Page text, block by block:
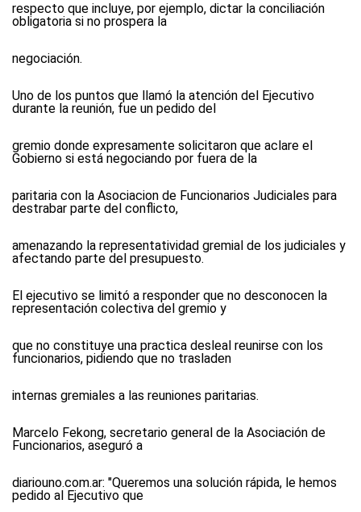
respecto que incluye, por ejemplo, dictar la conciliación
obligatoria si no prospera la
negociación.
Uno de los puntos que llamó la atención del Ejecutivo
durante la reunión, fue un pedido del
gremio donde expresamente solicitaron que aclare el
Gobierno si está negociando por fuera de la
paritaria con la Asociacion de Funcionarios Judiciales para
destrabar parte del conflicto,
amenazando la representatividad gremial de los judiciales y
afectando parte del presupuesto.
El ejecutivo se limitó a responder que no desconocen la
representación colectiva del gremio y
que no constituye una practica desleal reunirse con los
funcionarios, pidiendo que no trasladen
internas gremiales a las reuniones paritarias.
Marcelo Fekong, secretario general de la Asociación de
Funcionarios, aseguró a
diariouno.com.ar: "Queremos una solución rápida, le hemos
pedido al Ejecutivo que